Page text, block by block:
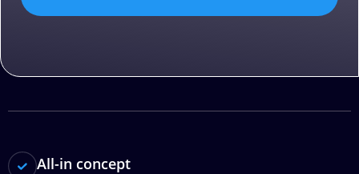
All-in concept